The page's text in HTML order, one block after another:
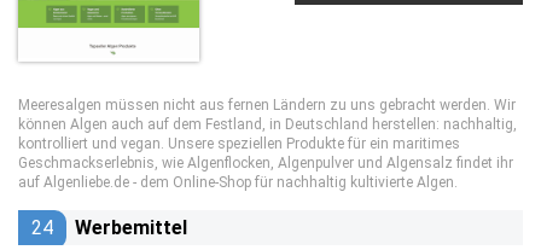
Meeresalgen müssen nicht aus fernen Ländern zu uns gebracht werden. Wir
können Algen auch auf dem Festland, in Deutschland herstellen: nachhaltig,
kontrolliert und vegan. Unsere speziellen Produkte für ein maritimes
Geschmackserlebnis, wie Algenflocken, Algenpulver und Algensalz findet ihr
auf Algenliebe.de - dem Online-Shop für nachhaltig kultivierte Algen.
24 Werbemittel